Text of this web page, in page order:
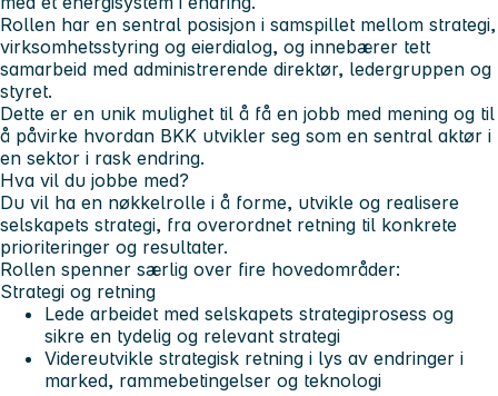
Rollen har en sentral posisjon i samspillet mellom strategi,
virksomhetsstyring og eierdialog, og innebærer tett
samarbeid med administrerende direktør, ledergruppen og
styret.
Dette er en unik mulighet til å få en jobb med mening og til
å påvirke hvordan BKK utvikler seg som en sentral aktør i
en sektor i rask endring.
Hva vil du jobbe med?
Du vil ha en nøkkelrolle i å forme, utvikle og realisere
selskapets strategi, fra overordnet retning til konkrete
prioriteringer og resultater.
Rollen spenner særlig over fire hovedområder:
Strategi og retning
Lede arbeidet med selskapets strategiprosess og
sikre en tydelig og relevant strategi
Videreutvikle strategisk retning i lys av endringer i
marked, rammebetingelser og teknologi